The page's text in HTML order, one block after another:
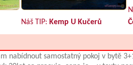
Náš TIP: Kemp U Kučerů